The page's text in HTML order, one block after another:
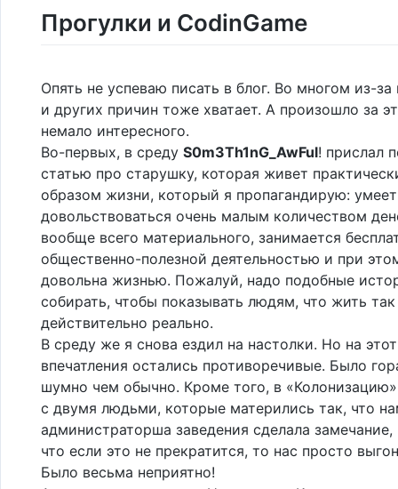
Прогулки и CodinGame
Опять не успеваю писать в блог. Во многом из-за
и других причин тоже хватает. А произошло за
немало интересного.
Во-первых, в среду S0m3Th1nG_AwFul! прислал
статью про старушку, которая живет
образом жизни, который я пропагандирую: умеет
довольствоваться очень малым количеством
вообще всего материального, занимается
общественно-полезной деятельностью и при
довольна жизнью. Пожалуй, надо подобные
собирать, чтобы показывать людям, что жить
действительно реально.
В среду же я снова ездил на настолки. Но на
впечатления остались противоречивые. Было
шумно чем обычно. Кроме того, в «Колонизацию»
с двумя людьми, которые матерились так, что
администраторша заведения сделала
что если это не прекратится, то нас просто
Было весьма неприятно!